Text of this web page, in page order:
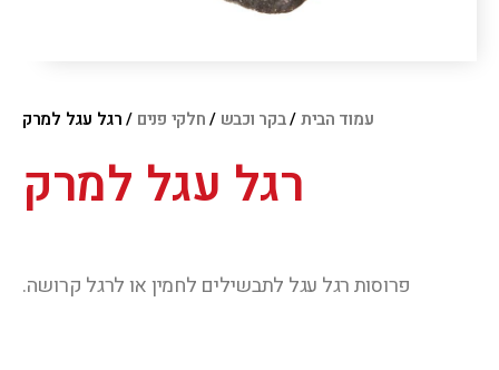
עמוד הבית/בקר וכבש /חלקי פנים / רגל עגל למרק
רגל עגל למרק
פרוסות רגל עגל לתבשילים לחמין או לרגל קרושה.